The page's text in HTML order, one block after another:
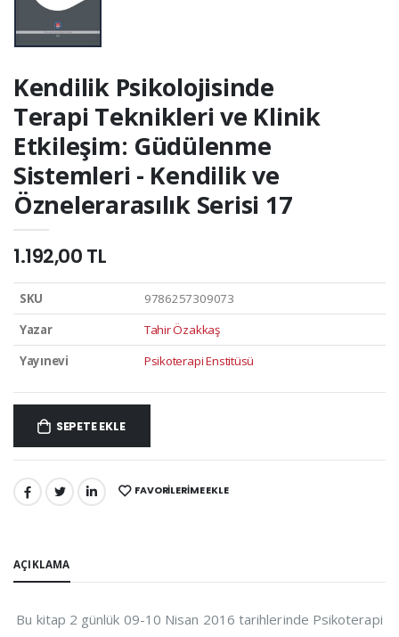
Kendilik Psikolojisinde
Terapi Teknikleri ve Klinik
Etkileşim: Güdülenme
Sistemleri - Kendilik ve
Öznelerarasılık Serisi 17
1.192,00 TL
SKU
9786257309073
Yazar
Tahir Özakkaş
Yayınevi
Psikoterapi Enstitüsü
SEPETE EKLE
PAYLAŞ: FAVORILERIME EKLE
AÇIKLAMA
Bu kitap 2 günlük 09-10 Nisan 2016 tarihlerinde Psikoterapi